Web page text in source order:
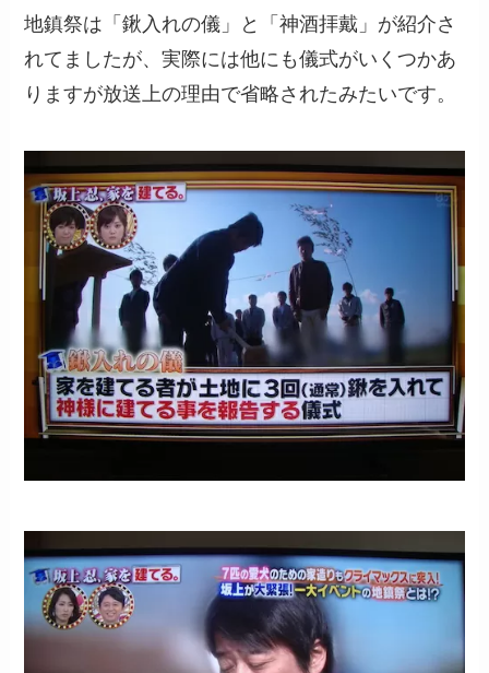
地鎮祭は「鍬入れの儀」と「神酒拝戴」が紹介さ
れてましたが、実際には他にも儀式がいくつかあ
りますが放送上の理由で省略されたみたいです。